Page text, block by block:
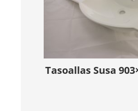
Tasoallas Susa